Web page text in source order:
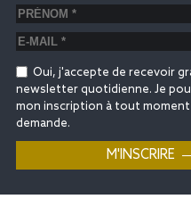
Oui, j'accepte de recevoir
newsletter quotidienne. Je
mon inscription à tout moment
demande.